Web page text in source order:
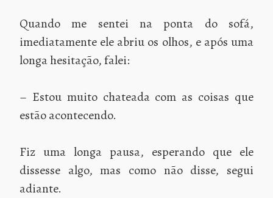
Quando me sentei na ponta do sofá,
imediatamente ele abriu os olhos, e após uma
longa hesitação, falei:
– Estou muito chateada com as coisas que
estão acontecendo.
Fiz uma longa pausa, esperando que ele
dissesse algo, mas como não disse, segui
adiante.